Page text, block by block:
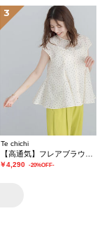
3
Te chichi
￥4,290 -20%OFF-